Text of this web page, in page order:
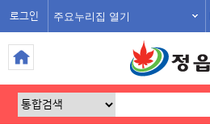
주요누리집 열기
로그인